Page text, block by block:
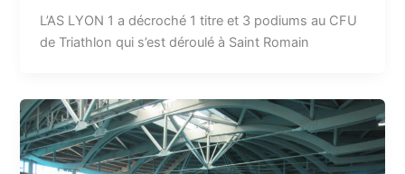
L’AS LYON 1 a décroché 1 titre et 3 podiums au CFU
de Triathlon qui s’est déroulé à Saint Romain